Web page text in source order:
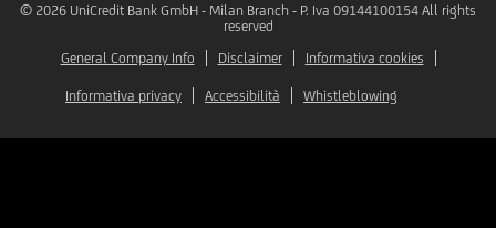
© 2026 UniCredit Bank GmbH - Milan Branch - P. Iva 09144100154 All rights
reserved
General Company Info
Disclaimer Informativa cookies
Informativa privacy Accessibilità Whistleblowing